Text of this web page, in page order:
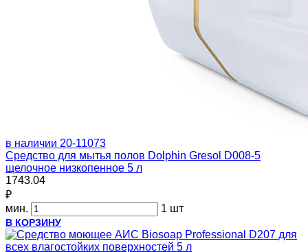
в наличии 20-11073
Средство для мытья полов Dolphin Gresol D008-5
щелочное низкопенное 5 л
1743.04
₽
мин.
1 шт
В КОРЗИНУ